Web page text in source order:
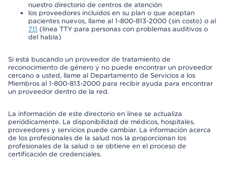
nuestro directorio de centros de atención
los proveedores incluidos en su plan o que aceptan
pacientes nuevos, llame al 1-800-813-2000 (sin costo) o al
711 (línea TTY para personas con problemas auditivos o
del habla)
Si está buscando un proveedor de tratamiento de
reconocimiento de género y no puede encontrar un proveedor
cercano a usted, llame al Departamento de Servicios a los
Miembros al 1-800-813-2000 para recibir ayuda para encontrar
un proveedor dentro de la red.
La información de este directorio en línea se actualiza
periódicamente. La disponibilidad de médicos, hospitales,
proveedores y servicios puede cambiar. La información acerca
de los profesionales de la salud nos la proporcionan los
profesionales de la salud o se obtiene en el proceso de
certificación de credenciales.